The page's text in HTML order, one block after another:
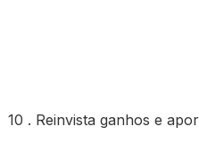
10 . Reinvista ganhos e